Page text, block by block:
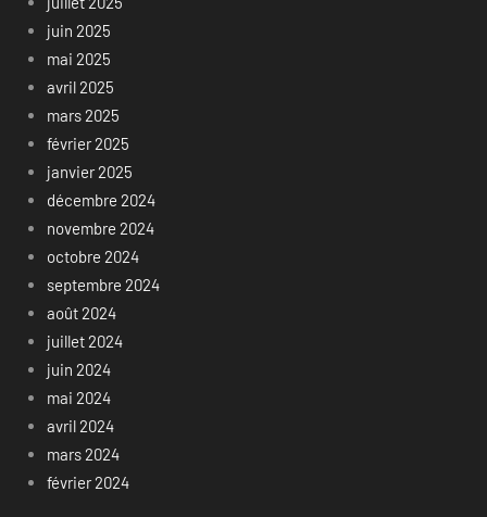
juin 2025
mai 2025
avril 2025
mars 2025
février 2025
janvier 2025
décembre 2024
novembre 2024
octobre 2024
septembre 2024
août 2024
juillet 2024
juin 2024
mai 2024
avril 2024
mars 2024
février 2024